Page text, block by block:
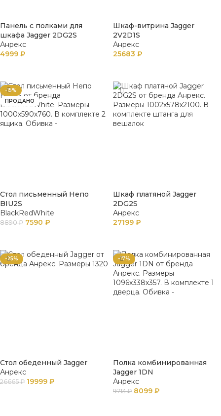
Панель с полками для
шкафа Jagger 2DG2S
Анрекс
4999 ₽
Шкаф-витрина Jagger
2V2D1S
Анрекс
25683 ₽
-15%
ПРОДАНО
Стол письменный Непо
BIU2S
BlackRedWhite
8890₽ 7590 ₽
Шкаф платяной Jagger
2DG2S
Анрекс
27199 ₽
-25%
Стол обеденный Jagger
Анрекс
26665₽ 19999 ₽
-17%
Полка комбинированная
Jagger 1DN
Анрекс
9713₽ 8099 ₽